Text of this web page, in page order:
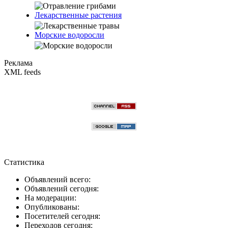
Лекарственные растения
Морские водоросли
Реклама
XML feeds
Статистика
Объявлений всего:
Объявлений сегодня:
На модерации:
Опубликованы:
Посетителей сегодня:
Переходов сегодня: